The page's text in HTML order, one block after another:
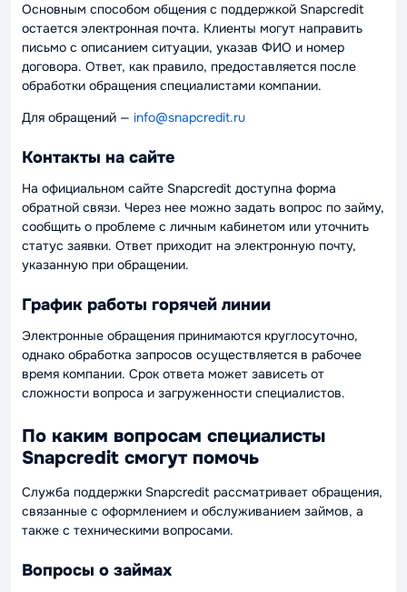
Основным способом общения с поддержкой Snapcredit
остается электронная почта. Клиенты могут направить
письмо с описанием ситуации, указав ФИО и номер
договора. Ответ, как правило, предоставляется после
обработки обращения специалистами компании.
Для обращений — info@snapcredit.ru
Контакты на сайте
На официальном сайте Snapcredit доступна форма
обратной связи. Через нее можно задать вопрос по займу,
сообщить о проблеме с личным кабинетом или уточнить
статус заявки. Ответ приходит на электронную почту,
указанную при обращении.
График работы горячей линии
Электронные обращения принимаются круглосуточно,
однако обработка запросов осуществляется в рабочее
время компании. Срок ответа может зависеть от
сложности вопроса и загруженности специалистов.
По каким вопросам специалисты
Snapcredit смогут помочь
Служба поддержки Snapcredit рассматривает обращения,
связанные с оформлением и обслуживанием займов, а
также с техническими вопросами.
Вопросы о займах